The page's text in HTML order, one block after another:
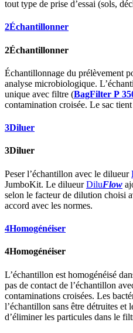
tout type de prise d’essai (sols,
2Échantillonner
2Échantillonner
Échantillonnage du prélèvement
analyse microbiologique.
unique avec filtre (BagFilter P
contamination croisée. Le sac
3Diluer
3Diluer
Peser l’échantillon avec le dilueur
JumboKit. Le dilueurDiluFlow
selon le facteur de dilution choisi
accord avec les normes.
4Homogénéiser
4Homogénéiser
L’échantillon est homogénéisé
pas de contact de l’échantillon
contaminations croisées. Les
l’échantillon sans être détruites et
d’éliminer les particules dans le